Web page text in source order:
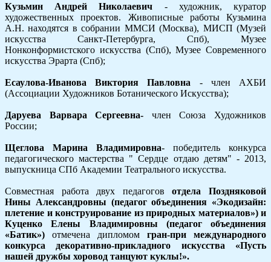
Кузьмин Андрей Николаевич - художник, куратор
художественных проектов. Живописные работы Кузьмина
А.Н. находятся в собрании ММСИ (Москва), МИСП (Музей
искусства Санкт-Петербурга, Спб), Музее
Нонконформистского искусства (Спб), Музее Современного
искусства Эрарта (Спб);
Есаулова-Иванова Виктория Павловна - член АХБИ
(Ассоциации Художников Ботанического Искусства);
Даруева Варвара Сергеевна- член Союза Художников
России;
Щеглова Марина Владимировна- победитель конкурса
педагогического мастерства " Сердце отдаю детям" - 2013,
выпускница СПб Академии Театрального искусства.
Совместная работа двух педагоговотдела Поздняковой
Нины Александровны (педагог объединения «Экодизайн:
плетение и конструирование из природных материалов») и
Куценко Елены Владимировны (педагог объединения
«Батик») отмечена дипломом гран-при международного
конкурса декоративно-прикладного искусства «Пусть
нашей дружбы хоровод танцуют куклы!».